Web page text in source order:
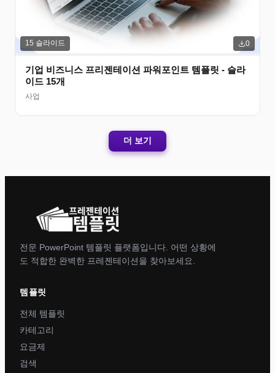
15 슬라이드 0
기업 비즈니스 프리젠테이션 파워포인트 템플릿 - 슬라
이드 15개
사업
더 보기
전문 PowerPoint 템플릿 플랫폼입니다. 어떤 상황에
도 적합한 완벽한 프레젠테이션을 찾아보세요.
템플릿
전체 템플릿
카테고리
요금제
검색